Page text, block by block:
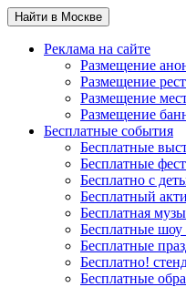
Найти в Москве
Реклама на сайте
Размещение
Размещение
Размещение
Размещение
Бесплатные события
Бесплатные
Бесплатные
Бесплатно с
Бесплатный
Бесплатная
Бесплатные
Бесплатные
Бесплатно!
Бесплатные